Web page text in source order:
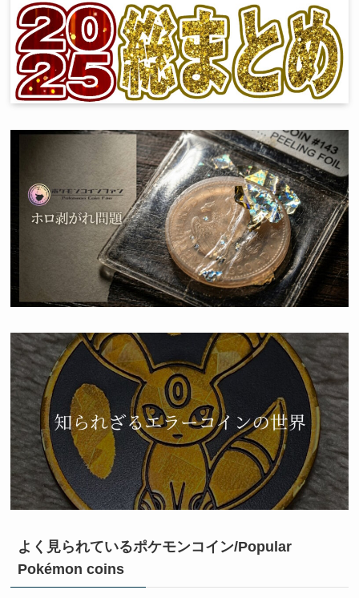
よく見られているポケモンコイン/Popular
Pokémon coins